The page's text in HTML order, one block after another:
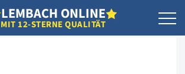
LEMBACH ONLINE
MIT 12-STERNE QUALITÄT